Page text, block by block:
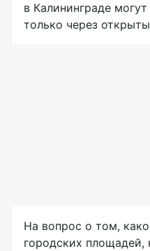
в Калининграде
только через
На вопрос о том,
городских